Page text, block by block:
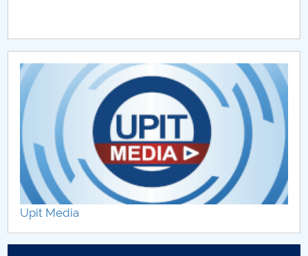
CAR2026
MENIU CANTINA
Limbi moderne aplicate
Upit Media